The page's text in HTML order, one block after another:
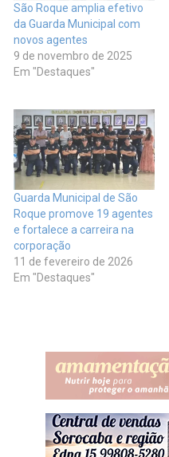
São Roque amplia efetivo
da Guarda Municipal com
novos agentes
9 de novembro de 2025
Em "Destaques"
Guarda Municipal de São
Roque promove 19 agentes
e fortalece a carreira na
corporação
11 de fevereiro de 2026
Em "Destaques"